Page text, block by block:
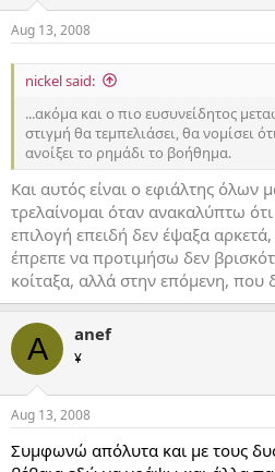
Aug 13, 2008
nickel said:
...ακόμα και ο πιο ευσυνείδητος
στιγμή θα τεμπελιάσει, θα νομίσει
ανοίξει το ρημάδι το βοήθημα.
Και αυτός είναι ο εφιάλτης όλων
τρελαίνομαι όταν ανακαλύπτω
επιλογή επειδή δεν έψαξα
έπρεπε να προτιμήσω δεν
κοίταξα, αλλά στην επόμενη, που
A anef
¥
Aug 13, 2008
Συμφωνώ απόλυτα και με τους